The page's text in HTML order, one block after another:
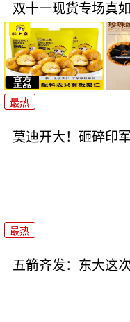
双十一现货专场真
最热
莫迪开大！砸碎印
最热
五箭齐发：东大这